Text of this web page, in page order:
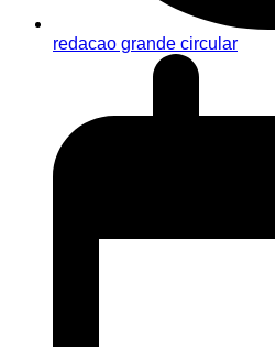
redacao grande circular